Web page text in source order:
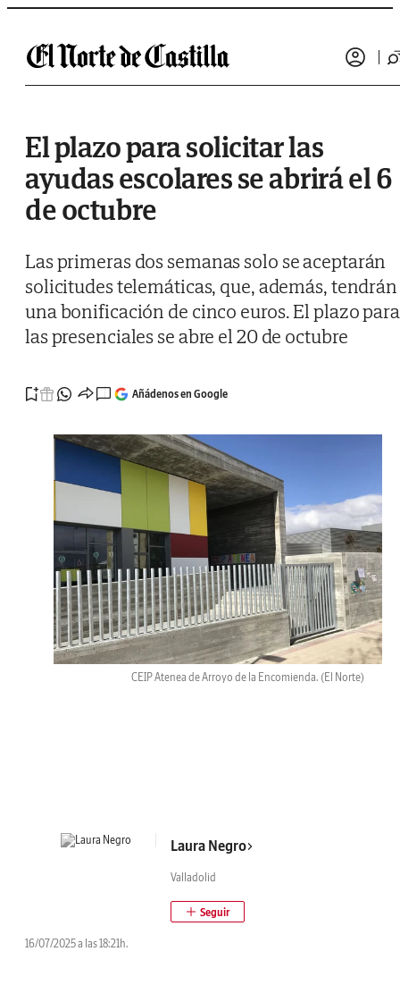
Saltar al contenido
El plazo para solicitar las
ayudas escolares se abrirá el 6
de octubre
Las primeras dos semanas solo se aceptarán
solicitudes telemáticas, que, además, tendrán
una bonificación de cinco euros. El plazo para
las presenciales se abre el 20 de octubre
Añádenos en Google
CEIP Atenea de Arroyo de la Encomienda. (El Norte)
Laura Negro
Valladolid
16/07/2025 a las 18:21h.